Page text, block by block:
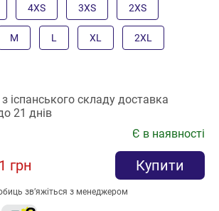
4XS 3XS 2XS
M L XL 2XL
іспанського складу доставка
21 днів
Є в наявності
грн Купити
зв’яжіться з менеджером